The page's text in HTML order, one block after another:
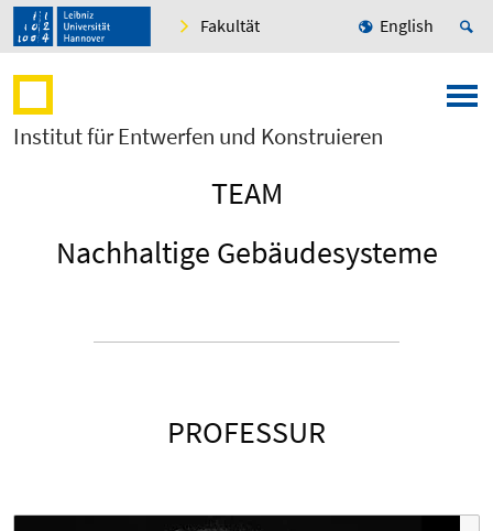
Fakultät English
Institut für Entwerfen und Konstruieren
TEAM
Nachhaltige Gebäudesysteme
PROFESSUR